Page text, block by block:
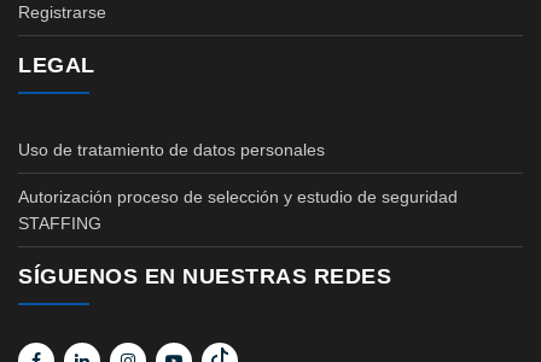
Registrarse
LEGAL
Uso de tratamiento de datos personales
Autorización proceso de selección y estudio de seguridad
STAFFING
SÍGUENOS EN NUESTRAS REDES